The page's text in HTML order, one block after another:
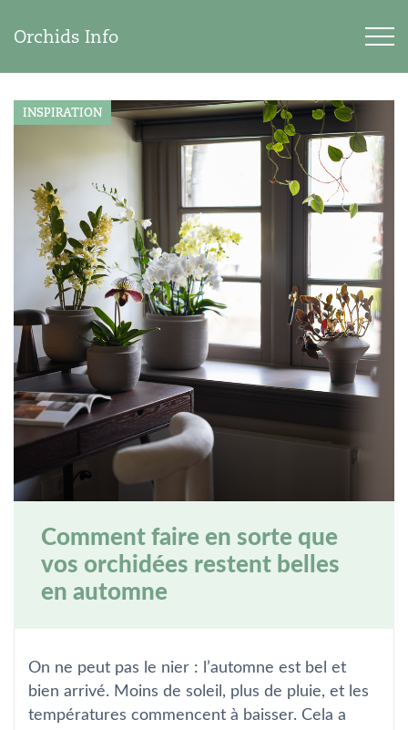
Orchids Info
INSPIRATION
Comment faire en sorte que
vos orchidées restent belles
en automne
On ne peut pas le nier : l’automne est bel et
bien arrivé. Moins de soleil, plus de pluie, et les
températures commencent à baisser. Cela a